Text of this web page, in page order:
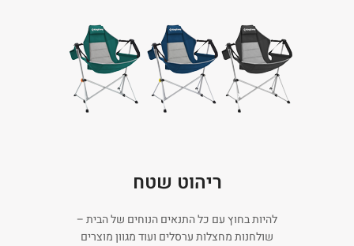
ריהוט שטח
להיות בחוץ עם כל התנאים הנוחים של הבית –
שולחנות מחצלות ערסלים ועוד מגוון מוצרים